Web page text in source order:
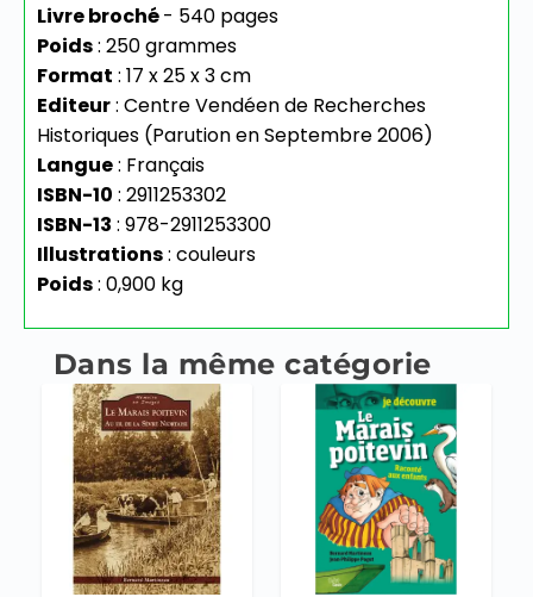
Livre broché- 540 pages
Poids: 250 grammes
Format : 17 x 25 x 3 cm
Editeur: Centre Vendéen de Recherches
Historiques (Parution en Septembre 2006)
Langue: Français
ISBN-10 : 2911253302
ISBN-13 : 978-2911253300
Illustrations: couleurs
Poids: 0,900 kg
4.00